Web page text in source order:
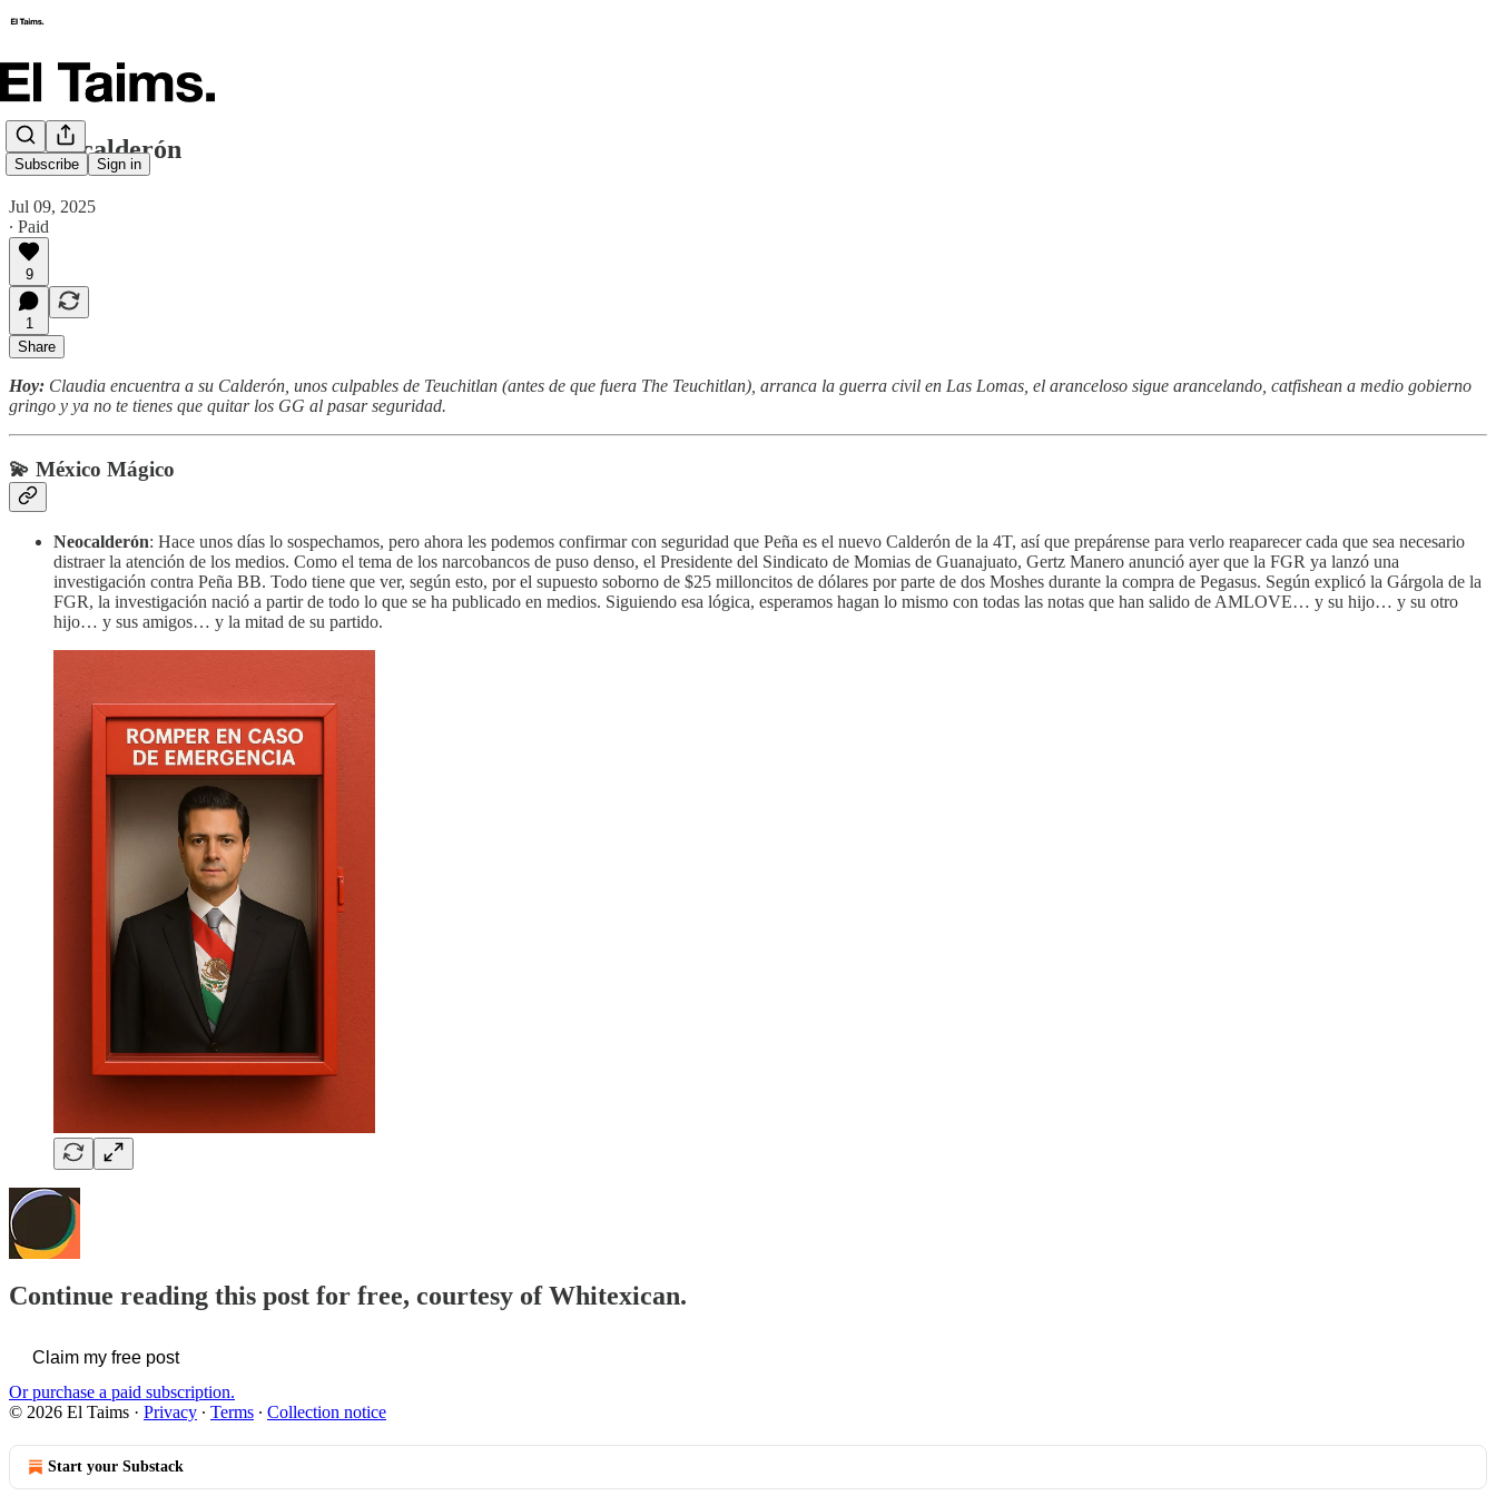
Subscribe Sign in
🗞️Neocalderón
Jul 09, 2025
∙ Paid
9
1
Share
Hoy: Claudia encuentra a su Calderón, unos culpables de Teuchitlan (antes de que fuera The Teuchitlan), arranca la guerra civil en Las Lomas, el aranceloso sigue arancelando, catfishean a medio gobierno
gringo y ya no te tienes que quitar los GG al pasar seguridad.
💫 México Mágico
Neocalderón: Hace unos días lo sospechamos, pero ahora les podemos confirmar con seguridad que Peña es el nuevo Calderón de la 4T, así que prepárense para verlo reaparecer cada que sea necesario
distraer la atención de los medios. Como el tema de los narcobancos de puso denso, el Presidente del Sindicato de Momias de Guanajuato, Gertz Manero anunció ayer que la FGR ya lanzó una
investigación contra Peña BB. Todo tiene que ver, según esto, por el supuesto soborno de $25 milloncitos de dólares por parte de dos Moshes durante la compra de Pegasus. Según explicó la Gárgola de la
FGR, la investigación nació a partir de todo lo que se ha publicado en medios. Siguiendo esa lógica, esperamos hagan lo mismo con todas las notas que han salido de AMLOVE… y su hijo… y su otro
hijo… y sus amigos… y la mitad de su partido.
Continue reading this post for free, courtesy of Whitexican.
Claim my free post
Or purchase a paid subscription.
© 2026 El Taims · Privacy ∙ Terms ∙ Collection notice
Start your Substack